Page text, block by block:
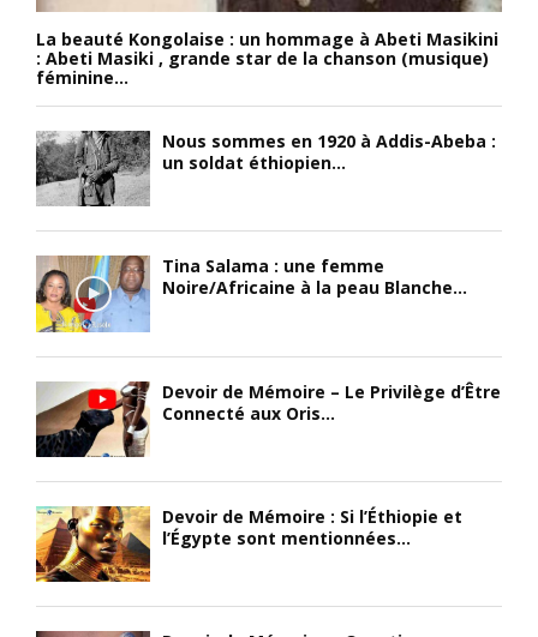
La beauté Kongolaise : un hommage à Abeti Masikini
: Abeti Masiki , grande star de la chanson (musique)
féminine...
Nous sommes en 1920 à Addis-Abeba :
un soldat éthiopien...
Tina Salama : une femme
Noire/Africaine à la peau Blanche...
Devoir de Mémoire – Le Privilège d’Être
Connecté aux Oris...
Devoir de Mémoire : Si l’Éthiopie et
l’Égypte sont mentionnées...